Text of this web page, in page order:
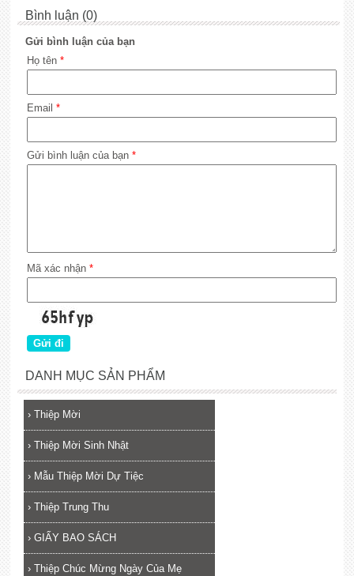
Bình luận (0)
Gửi bình luận của bạn
Họ tên *
Email *
Gửi bình luận của bạn *
Mã xác nhận *
DANH MỤC SẢN PHẨM
› Thiệp Mời
› Thiệp Mời Sinh Nhật
› Mẫu Thiệp Mời Dự Tiệc
› Thiệp Trung Thu
› GIẤY BAO SÁCH
› Thiệp Chúc Mừng Ngày Của Mẹ